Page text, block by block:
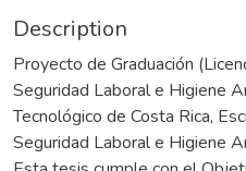
Description
Proyecto de Graduación
Seguridad Laboral e Higiene
Tecnológico de Costa Rica,
Seguridad Laboral e Higiene